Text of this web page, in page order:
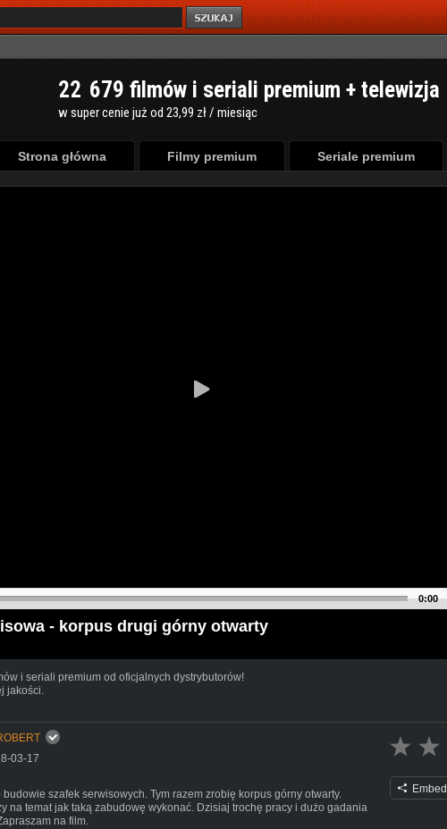
22 679 filmów i seriali premium + telewizja
w super cenie już od 23,99 zł / miesiąc
Strona główna Filmy premium Seriale premium
0:00
- korpus drugi górny otwarty
i seriali premium od oficjalnych dystrybutorów!
jakości.
03-17
szafek serwisowych. Tym razem zrobię korpus górny otwarty.
na temat jak taką zabudowę wykonać. Dzisiaj trochę pracy i dużo gadania
na film.
Embed